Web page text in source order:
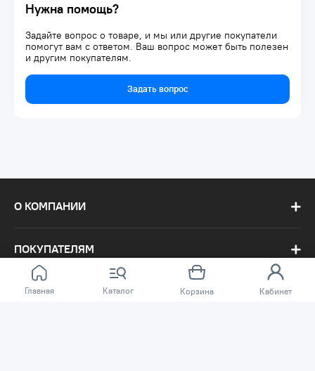
Главная Каталог Корзина Кабинет
Нужна помощь?
Задайте вопрос о товаре, и мы или другие покупатели
помогут вам с ответом. Ваш вопрос может быть полезен
и другим покупателям.
Задать вопрос
О КОМПАНИИ
ПОКУПАТЕЛЯМ